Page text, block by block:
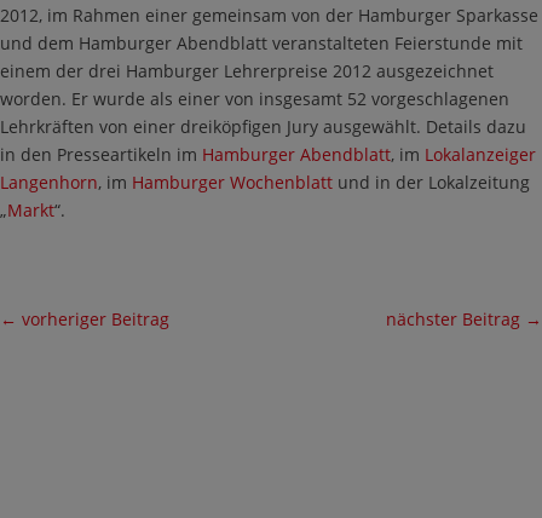
2012, im Rahmen einer gemeinsam von der Hamburger Sparkasse
und dem Hamburger Abendblatt veranstalteten Feierstunde mit
einem der drei Hamburger Lehrerpreise 2012 ausgezeichnet
worden. Er wurde als einer von insgesamt 52 vorgeschlagenen
Lehrkräften von einer dreiköpfigen Jury ausgewählt. Details dazu
in den Presseartikeln im Hamburger Abendblatt, im Lokalanzeiger
Langenhorn, im Hamburger Wochenblatt und in der Lokalzeitung
„Markt“.
← vorheriger Beitrag nächster Beitrag →